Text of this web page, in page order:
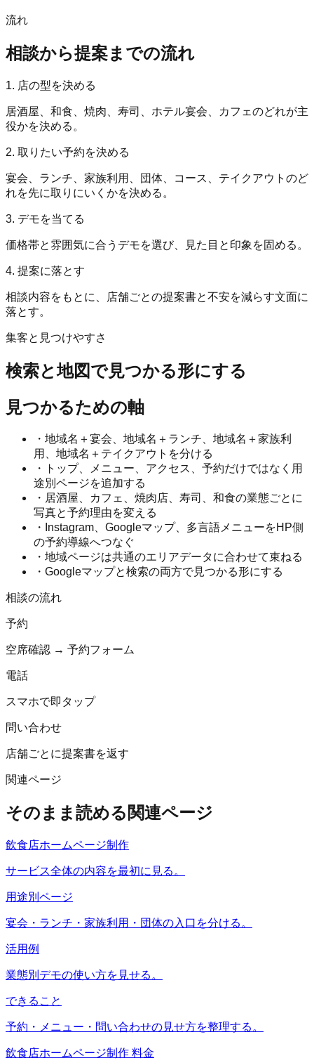
流れ
相談から提案までの流れ
1. 店の型を決める
居酒屋、和食、焼肉、寿司、ホテル宴会、カフェのどれが主
役かを決める。
2. 取りたい予約を決める
宴会、ランチ、家族利用、団体、コース、テイクアウトのど
れを先に取りにいくかを決める。
3. デモを当てる
価格帯と雰囲気に合うデモを選び、見た目と印象を固める。
4. 提案に落とす
相談内容をもとに、店舗ごとの提案書と不安を減らす文面に
落とす。
集客と見つけやすさ
検索と地図で見つかる形にする
見つかるための軸
・地域名＋宴会、地域名＋ランチ、地域名＋家族利
用、地域名＋テイクアウトを分ける
・トップ、メニュー、アクセス、予約だけではなく用
途別ページを追加する
・居酒屋、カフェ、焼肉店、寿司、和食の業態ごとに
写真と予約理由を変える
・Instagram、Googleマップ、多言語メニューをHP側
の予約導線へつなぐ
・地域ページは共通のエリアデータに合わせて束ねる
・Googleマップと検索の両方で見つかる形にする
相談の流れ
予約
空席確認 → 予約フォーム
電話
スマホで即タップ
問い合わせ
店舗ごとに提案書を返す
関連ページ
そのまま読める関連ページ
飲食店ホームページ制作
サービス全体の内容を最初に見る。
用途別ページ
宴会・ランチ・家族利用・団体の入口を分ける。
活用例
業態別デモの使い方を見せる。
できること
予約・メニュー・問い合わせの見せ方を整理する。
飲食店ホームページ制作 料金